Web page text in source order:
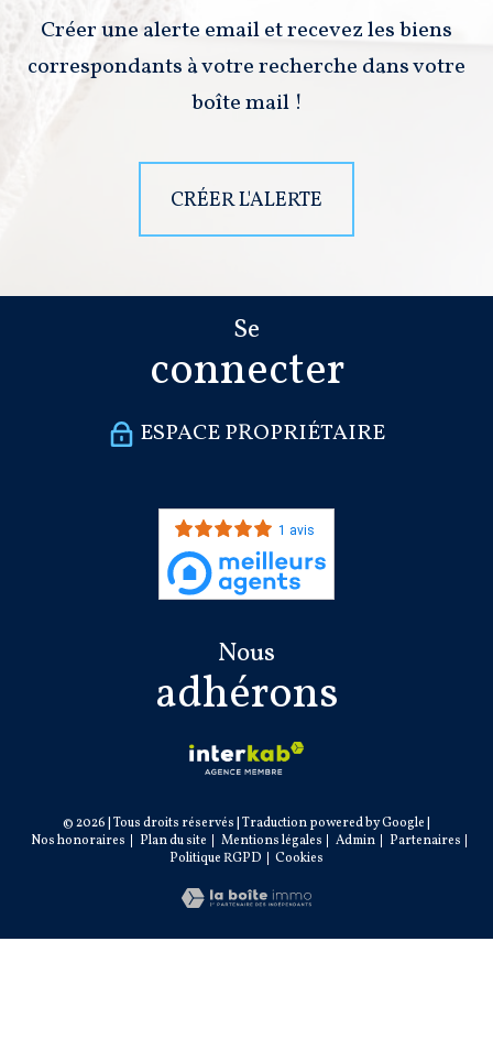
Créer une alerte email et recevez les biens
correspondants à votre recherche dans votre
boîte mail !
CRÉER L'ALERTE
Se
connecter
ESPACE PROPRIÉTAIRE
1 avis
Nous
adhérons
© 2026 | Tous droits réservés | Traduction powered by Google |
Nos honoraires
Plan du site Mentions légales Admin
Partenaires
Politique RGPD
Cookies